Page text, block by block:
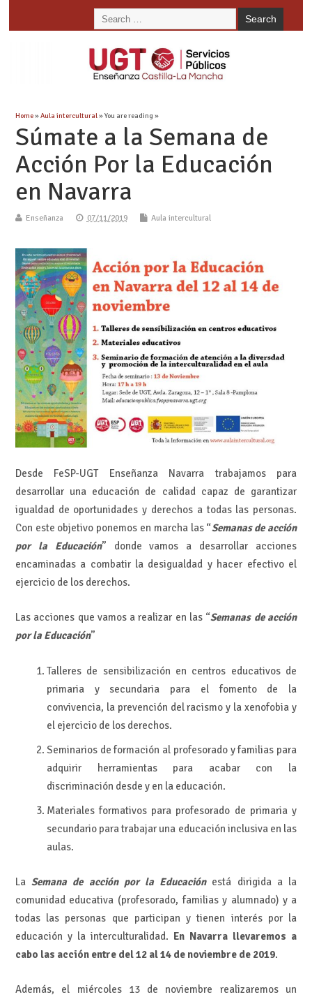
Home»Aula intercultural» You are reading »
Súmate a la Semana de
Acción Por la Educación
en Navarra
Enseñanza 07/11/2019 Aula intercultural
Desde FeSP-UGT Enseñanza Navarra trabajamos para
desarrollar una educación de calidad capaz de garantizar
igualdad de oportunidades y derechos a todas las personas.
Con este objetivo ponemos en marcha las “Semanas de acción
por la Educación” donde vamos a desarrollar acciones
encaminadas a combatir la desigualdad y hacer efectivo el
ejercicio de los derechos.
Las acciones que vamos a realizar en las “Semanas de acción
por la Educación”
Talleres de sensibilización en centros educativos de
primaria y secundaria para el fomento de la
convivencia, la prevención del racismo y la xenofobia y
el ejercicio de los derechos.
Seminarios de formación al profesorado y familias para
adquirir herramientas para acabar con la
discriminación desde y en la educación.
Materiales formativos para profesorado de primaria y
secundario para trabajar una educación inclusiva en las
aulas.
LaSemana de acción por la Educaciónestá dirigida a la
comunidad educativa (profesorado, familias y alumnado) y a
todas las personas que participan y tienen interés por la
educación y la interculturalidad. En Navarra llevaremos a
cabo las acción entre del 12 al 14 de noviembre de 2019.
Además, el miércoles 13 de noviembre realizaremos un